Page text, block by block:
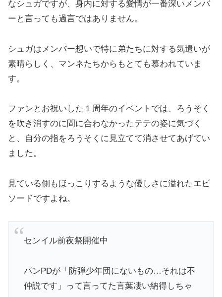
なシュガですが、身内に対する愛情が一番深いメンバ
ーと言っても過言ではありません。
シュガはメンバー想いで特に弟たちに対する気遣いが
素晴らしく、マンネたちからもとても慕われていま
す。
ファンとお祝いした１周年のイベントでは、ろうそく
を吹き消すのに間に合わなかったテテの姿に気づく
と、自分の指をろうそくに見立てて消させてあげてい
ました。
見ている側もほっこりするような優しさに溢れたエピ
ソードですよね。
センイル前夜祭開催中
パンPDが「防弾少年団にないもの…それは不
仲説です」って言ってた言葉凄い納得しちゃ